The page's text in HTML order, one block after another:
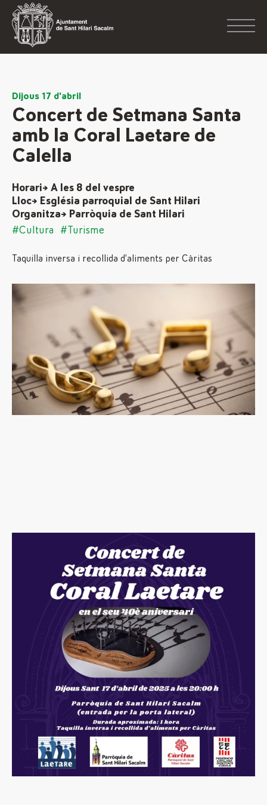
Dijous 17 d'abril
Concert de Setmana Santa
amb la Coral Laetare de
Calella
Horari→ A les 8 del vespre
Lloc→ Església parroquial de Sant Hilari
Organitza→ Parròquia de Sant Hilari
#Cultura
#Turisme
Taquilla inversa i recollida d’aliments per Càritas